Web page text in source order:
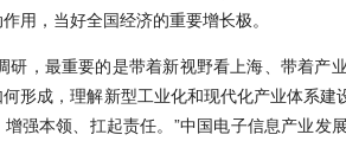
用，当好全国经济的重要增长极。
研，最重要的是带着新视野看上海、带着
形成，理解新型工业化和现代化产业体系
强本领、扛起责任。”中国电子信息产业